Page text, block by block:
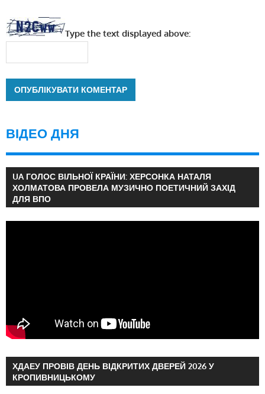
Type the text displayed above:
ВІДЕО ДНЯ
UA ГОЛОС ВІЛЬНОЇ КРАЇНИ: ХЕРСОНКА НАТАЛЯ
ХОЛМАТОВА ПРОВЕЛА МУЗИЧНО ПОЕТИЧНИЙ ЗАХІД
ДЛЯ ВПО
ХДАЕУ ПРОВІВ ДЕНЬ ВІДКРИТИХ ДВЕРЕЙ 2026 У
КРОПИВНИЦЬКОМУ